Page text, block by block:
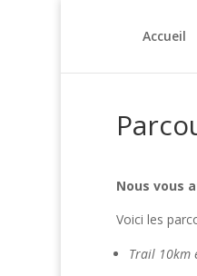
Accueil
Nous vous
Voici les
Trail 10km